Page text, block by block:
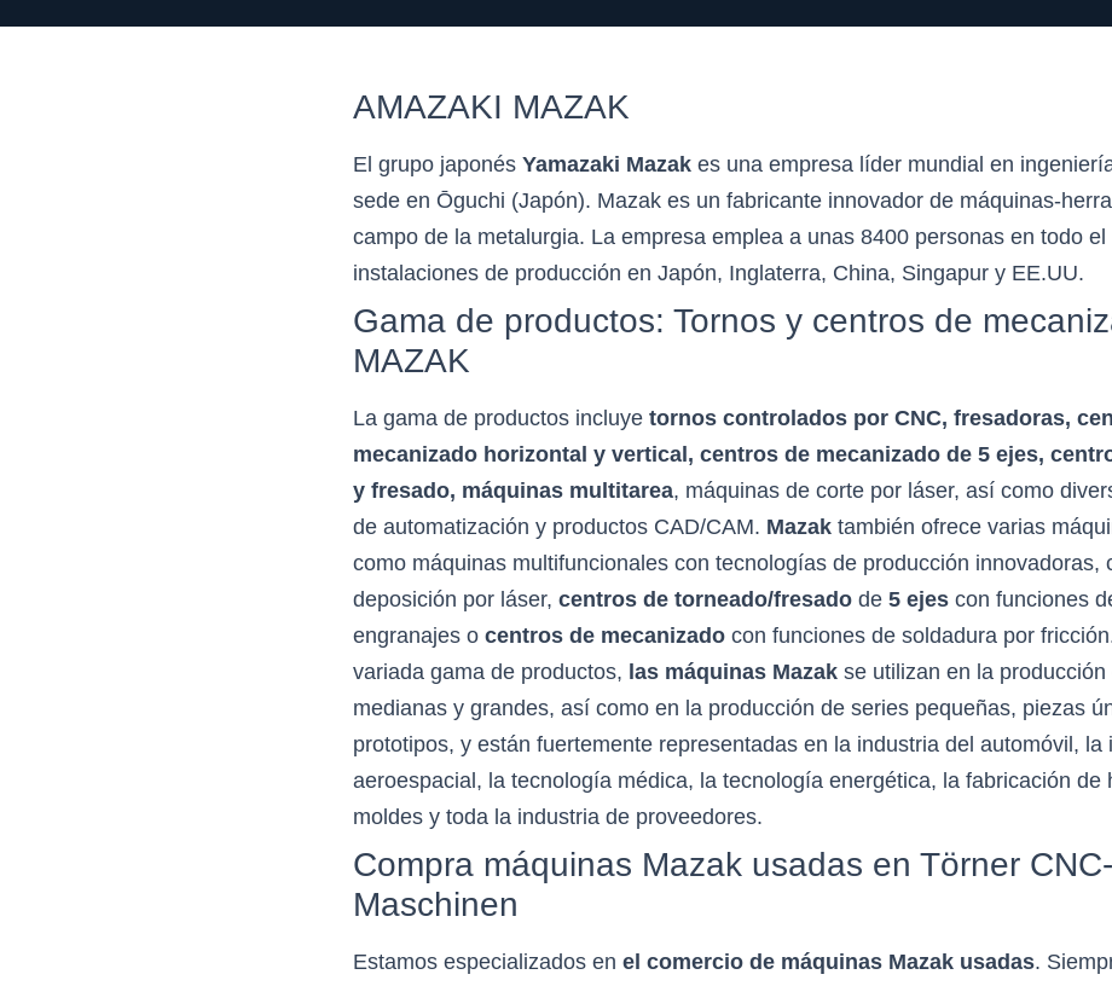
AMAZAKI MAZAK
El grupo japonés Yamazaki Mazak es una empresa líder mundial en
sede en Ōguchi (Japón). Mazak es un fabricante innovador de máquinas-
campo de la metalurgia. La empresa emplea a unas 8400 personas en todo
instalaciones de producción en Japón, Inglaterra, China, Singapur y EE.UU.
Gama de productos: Tornos y centros de
MAZAK
La gama de productos incluye tornos controlados por CNC, fresadoras,
mecanizado horizontal y vertical, centros de mecanizado de 5 ejes,
y fresado, máquinas multitarea, máquinas de corte por láser, así como
de automatización y productos CAD/CAM. Mazak también ofrece varias
como máquinas multifuncionales con tecnologías de producción innovadoras,
deposición por láser, centros de torneado/fresado de 5 ejes con funciones
engranajes o centros de mecanizado con funciones de soldadura por
variada gama de productos, las máquinas Mazak se utilizan en la producción
medianas y grandes, así como en la producción de series pequeñas, piezas
prototipos, y están fuertemente representadas en la industria del automóvil, la
aeroespacial, la tecnología médica, la tecnología energética, la fabricación de
moldes y toda la industria de proveedores.
Compra máquinas Mazak usadas en Törner CNC-
Maschinen
Estamos especializados en el comercio de máquinas Mazak usadas.